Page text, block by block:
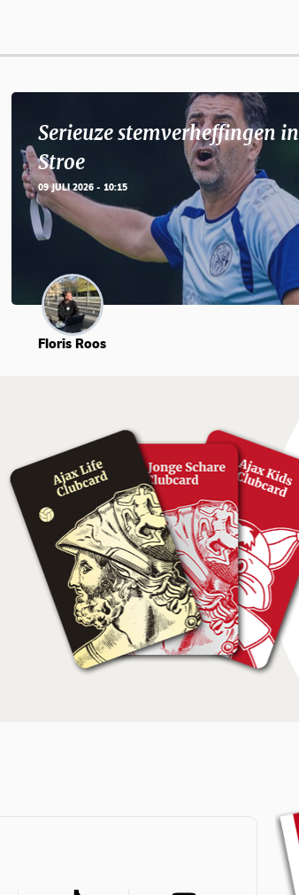
Serieuze stemverheffingen in
Stroe
09 JULI 2026 - 10:15
Floris Roos